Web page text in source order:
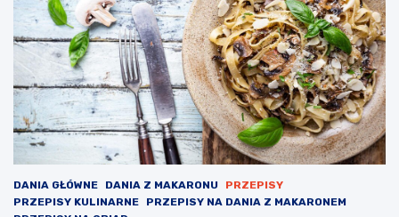
DANIA GŁÓWNE DANIA Z MAKARONU
PRZEPISY
PRZEPISY KULINARNE
PRZEPISY NA DANIA Z MAKARONEM